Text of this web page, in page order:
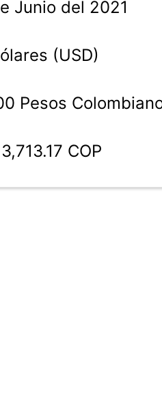
Junio del 2021
(USD)
Pesos
COP